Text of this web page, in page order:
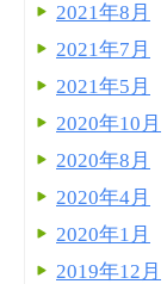
2021年8月
2021年7月
2021年5月
2020年10月
2020年8月
2020年4月
2020年1月
2019年12月